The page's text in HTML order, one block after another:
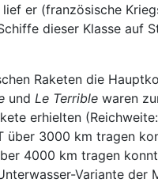
er (französische
dieser Klasse
Raketen die
und Le Terrible waren
erhielten
3000 km tragen
4000 km tragen
Variante der